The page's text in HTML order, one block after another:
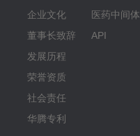
企业文化
董事长致辞
发展历程
荣誉资质
社会责任
华腾专利
医药中间体
API